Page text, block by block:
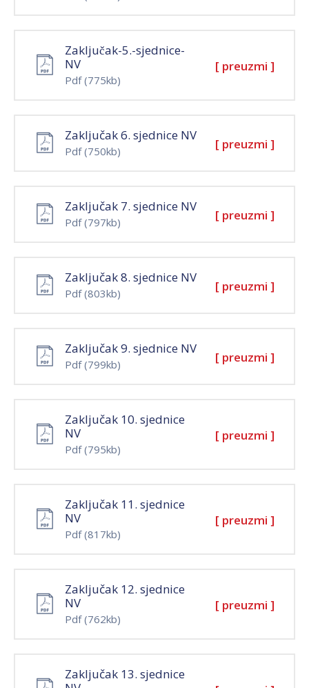
Zaključak-5.-sjednice-
NV
Pdf(775kb)
[ preuzmi ]
Zaključak 6. sjednice NV
Pdf(750kb) [ preuzmi ]
Zaključak 7. sjednice NV
Pdf(797kb) [ preuzmi ]
Zaključak 8. sjednice NV
Pdf(803kb) [ preuzmi ]
Zaključak 9. sjednice NV
Pdf(799kb) [ preuzmi ]
Zaključak 10. sjednice
NV
Pdf(795kb)
[ preuzmi ]
Zaključak 11. sjednice
NV
Pdf(817kb)
[ preuzmi ]
Zaključak 12. sjednice
NV
Pdf(762kb)
[ preuzmi ]
Zaključak 13. sjednice